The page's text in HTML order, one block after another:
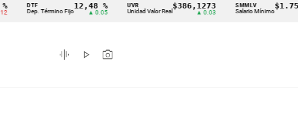
Cintillo
indicadores
económicos
DTF
Dep. Término Fijo
12,48 %
▲ 0.05
UVR
Unidad Valor Real
$386,1273 SMMLV
Salario Mínimo
graphic_eq play_arrow photo_camera